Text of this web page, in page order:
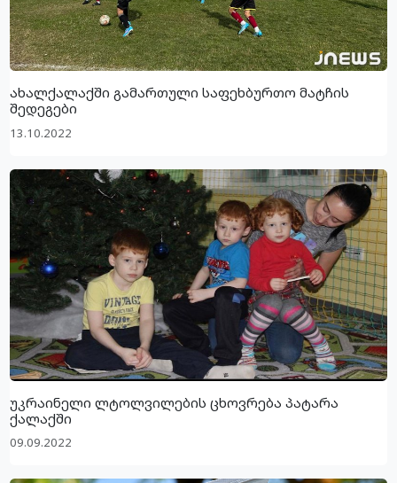
ახალქალაქში გამართული საფეხბურთო მატჩის
შედეგები
13.10.2022
უკრაინელი ლტოლვილების ცხოვრება პატარა
ქალაქში
09.09.2022